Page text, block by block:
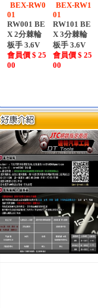
BEX-RW0
01
RW001 BE
X 2分棘輪
板手 3.6V
鋰電含
會員價 $ 25
00
BEX-RW1
01
RW101 BE
X 3分棘輪
板手 3.6V
鋰電含
會員價 $ 25
00